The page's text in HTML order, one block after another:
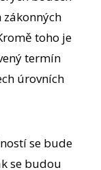
toho je
termín
úrovních
se bude
se budou